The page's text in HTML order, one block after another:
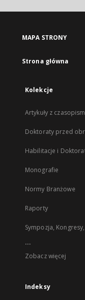
MAPA STRONY
Strona główna
Kolekcje
Artykuły z czasopism
Doktoraty przed
Habilitacje i
Monografie
Normy Branżowe
Raporty
Sympozja,
...
Zobacz więcej
Indeksy